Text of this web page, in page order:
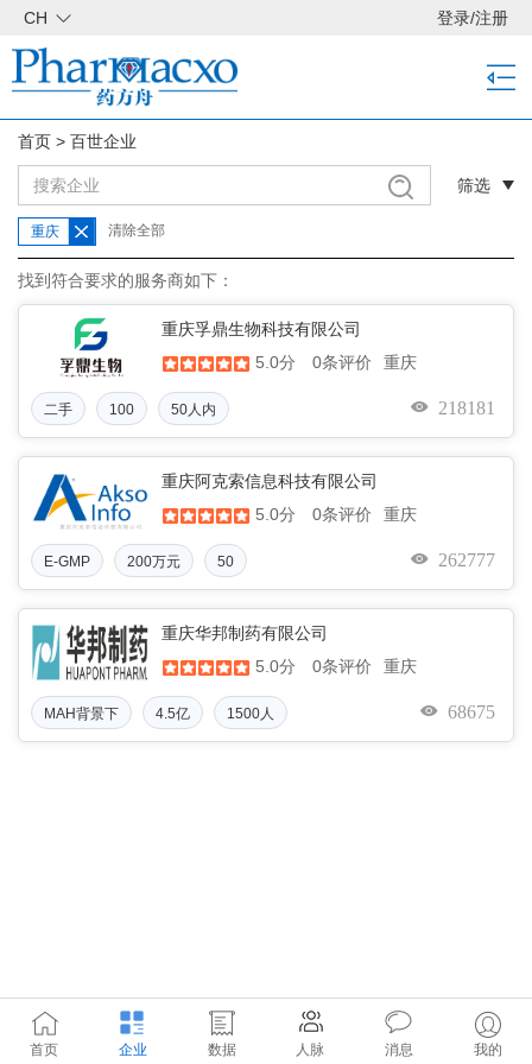
CH 登录/注册
首页 > 百世企业
筛选
重庆 清除全部
找到符合要求的服务商如下：
重庆孚鼎生物科技有限公司
5.0分
0条评价 重庆
二手 100 50人内 218181
重庆阿克索信息科技有限公司
5.0分
0条评价 重庆
E-GMP 200万元 50 262777
重庆华邦制药有限公司
5.0分
0条评价 重庆
MAH背景下 4.5亿 1500人 68675
首页 企业 数据 人脉 消息 我的